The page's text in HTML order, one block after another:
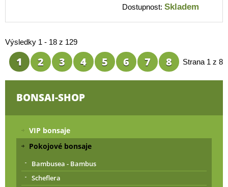
Dostupnost: Skladem
Výsledky 1 - 18 z 129
1 2 3 4 5 6 7 8 Strana 1 z 8
BONSAI-SHOP
VIP bonsaje
Pokojové bonsaje
Bambusea - Bambus
Scheflera